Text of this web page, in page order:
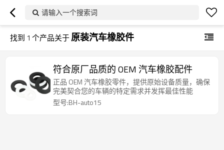
请输入一个搜索词
找到 1 个产品关于原装汽车橡胶件
符合原厂品质的 OEM 汽车橡胶配件
正品 OEM 汽车橡胶零件，提供原始设备质量，确保
完美契合您的车辆的特定需求并发挥最佳性能
型号:BH-auto15